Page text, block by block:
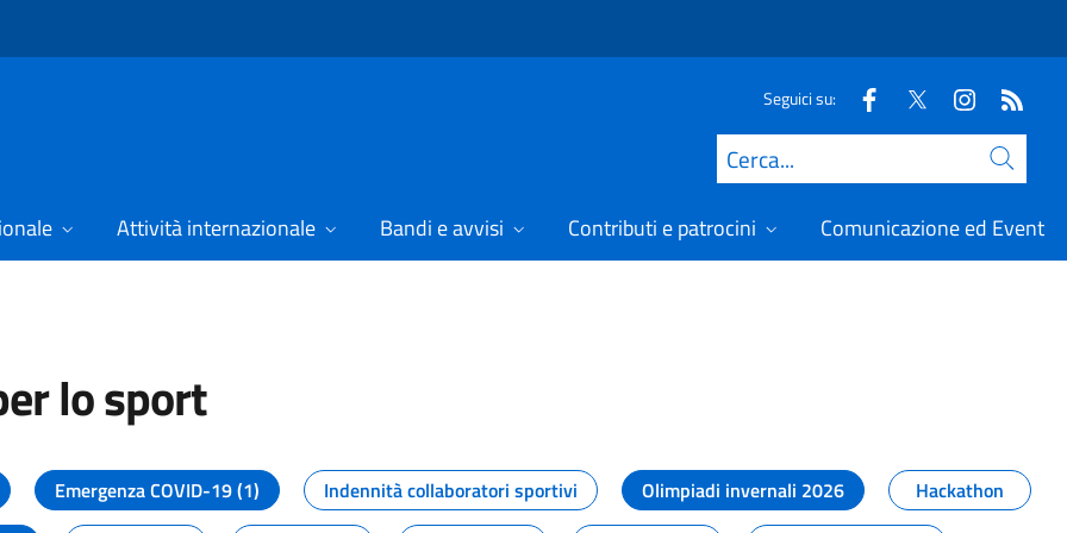
Seguici su:
Cerca
Attività internazionale Bandi e avvisi Contributi e patrocini Comunicazione ed Eventi
lo sport
dal Dipartimento per lo sport
Emergenza COVID-19 (1) Indennità collaboratori sportivi Olimpiadi invernali 2026
Hackathon